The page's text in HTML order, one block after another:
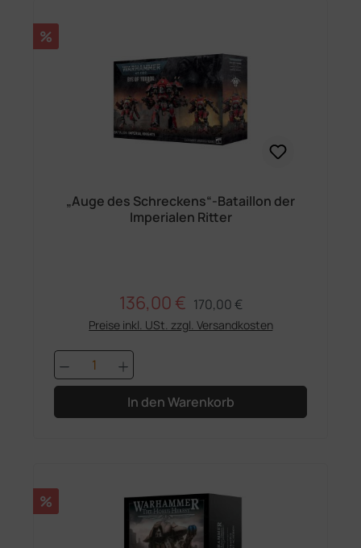
Rabatt
%
„Auge des Schreckens“-Bataillon der
Imperialen Ritter
Verkaufspreis:
136,00 € Regulärer Preis:
170,00 €
Preise inkl. USt. zzgl. Versandkosten
Produkt Anzahl: Gib den
In den Warenkorb
Rabatt
%